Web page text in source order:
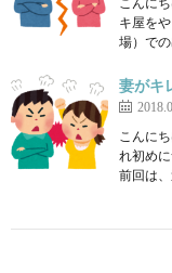
キ屋を
場）で
妻がキ
こんに
れ初め
前回は